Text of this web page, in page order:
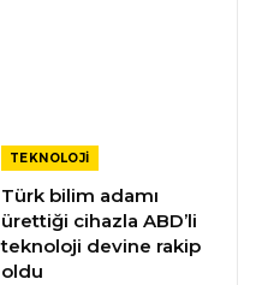
TEKNOLOJI
Türk bilim adamı
ürettiği cihazla ABD’li
teknoloji devine rakip
oldu